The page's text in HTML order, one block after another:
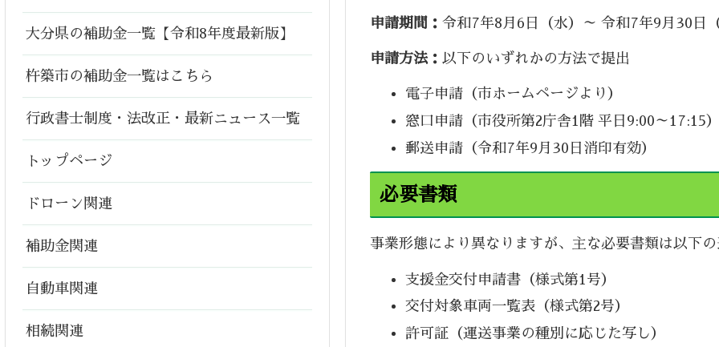
申請期間：令和7年8月6日（水）～ 令和7年9月30日
申請方法：以下のいずれかの方法で提出
電子申請（市ホームページより）
窓口申請（市役所第2庁舎1階 平日9:00～17:15
郵送申請（令和7年9月30日消印有効）
必要書類
事業形態により異なりますが、主な必要書類は以下
支援金交付申請書（様式第1号）
交付対象車両一覧表（様式第2号）
許可証（運送事業の種別に応じた写し）
大分県の補助金一覧【令和8年度最新版】
杵築市の補助金一覧はこちら
行政書士制度・法改正・最新ニュース一覧
トップページ
ドローン関連
補助金関連
自動車関連
相続関連